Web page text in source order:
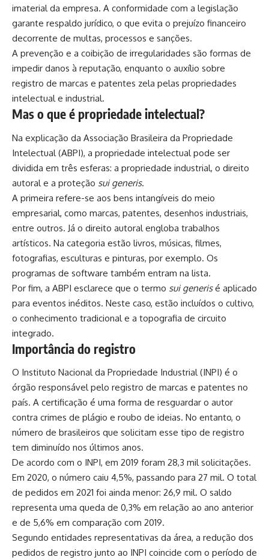
imaterial da empresa. A conformidade com a legislação
garante respaldo jurídico, o que evita o prejuízo financeiro
decorrente de multas, processos e sanções.
A prevenção e a coibição de irregularidades são formas de
impedir danos à reputação, enquanto o auxílio sobre
registro de marcas e patentes zela pelas propriedades
intelectual e industrial.
Mas o que é propriedade intelectual?
Na explicação da Associação Brasileira da Propriedade
Intelectual (ABPI), a propriedade intelectual pode ser
dividida em três esferas: a propriedade industrial, o direito
autoral e a proteção sui generis.
A primeira refere-se aos bens intangíveis do meio
empresarial, como marcas, patentes, desenhos industriais,
entre outros. Já o direito autoral engloba trabalhos
artísticos. Na categoria estão livros, músicas, filmes,
fotografias, esculturas e pinturas, por exemplo. Os
programas de software também entram na lista.
Por fim, a ABPI esclarece que o termo sui generisé aplicado
para eventos inéditos. Neste caso, estão incluídos o cultivo,
o conhecimento tradicional e a topografia de circuito
integrado.
Importância do registro
O Instituto Nacional da Propriedade Industrial (INPI) é o
órgão responsável pelo registro de marcas e patentes no
país. A certificação é uma forma de resguardar o autor
contra crimes de plágio e roubo de ideias. No entanto, o
número de brasileiros que solicitam esse tipo de registro
tem diminuído nos últimos anos.
De acordo com o INPI, em 2019 foram 28,3 mil solicitações.
Em 2020, o número caiu 4,5%, passando para 27 mil. O total
de pedidos em 2021 foi ainda menor: 26,9 mil. O saldo
representa uma queda de 0,3% em relação ao ano anterior
e de 5,6% em comparação com 2019.
Segundo entidades representativas da área, a redução dos
pedidos de registro junto ao INPI coincide com o período de